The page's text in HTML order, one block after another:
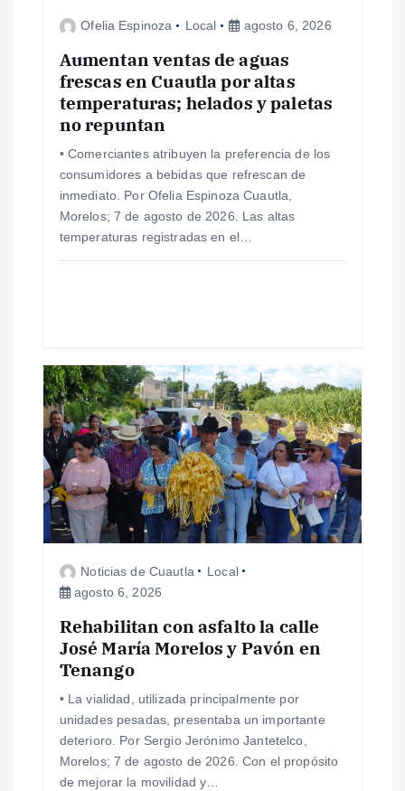
Ofelia Espinoza Local agosto 6, 2026
Aumentan ventas de aguas
frescas en Cuautla por altas
temperaturas; helados y paletas
no repuntan
• Comerciantes atribuyen la preferencia de los
consumidores a bebidas que refrescan de
inmediato. Por Ofelia Espinoza Cuautla,
Morelos; 7 de agosto de 2026. Las altas
temperaturas registradas en el…
Noticias de Cuautla
Local
agosto 6, 2026
Rehabilitan con asfalto la calle
José María Morelos y Pavón en
Tenango
• La vialidad, utilizada principalmente por
unidades pesadas, presentaba un importante
deterioro. Por Sergio Jerónimo Jantetelco,
Morelos; 7 de agosto de 2026. Con el propósito
de mejorar la movilidad y…